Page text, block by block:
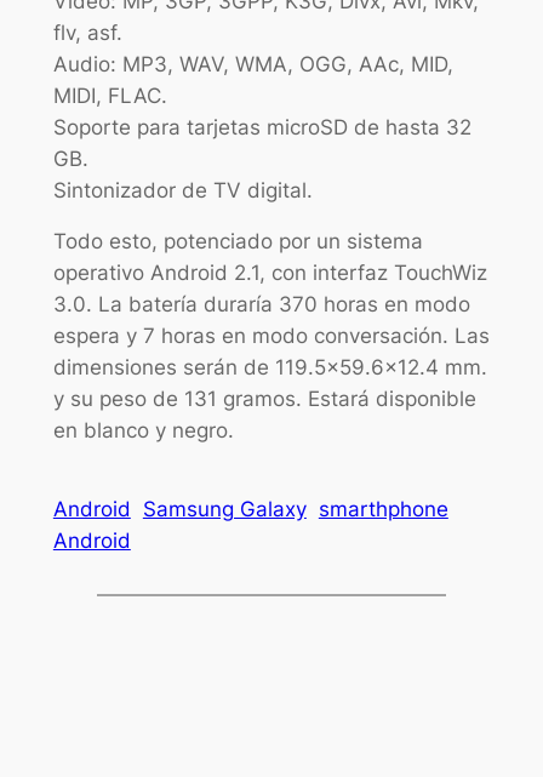
flv, asf.
Audio: MP3, WAV, WMA, OGG, AAc, MID,
MIDI, FLAC.
Soporte para tarjetas microSD de hasta 32
GB.
Sintonizador de TV digital.
Todo esto, potenciado por un sistema
operativo Android 2.1, con interfaz TouchWiz
3.0. La batería duraría 370 horas en modo
espera y 7 horas en modo conversación. Las
dimensiones serán de 119.5×59.6×12.4 mm.
y su peso de 131 gramos. Estará disponible
en blanco y negro.
Android Samsung Galaxy smarthphone
Android